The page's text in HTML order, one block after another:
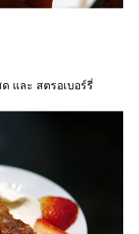
และ สตรอเบอร์รี่